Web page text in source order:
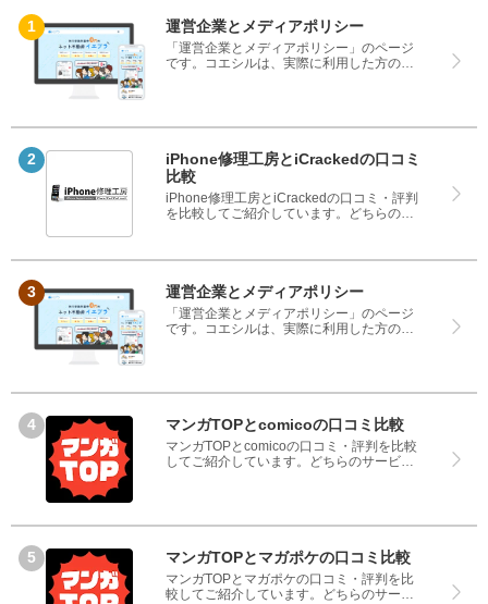
運営企業とメディアポリシー
「運営企業とメディアポリシー」のページ
です。コエシルは、実際に利用した方の口
なく、悪い口コミもしっかり掲載している
さい。
iPhone修理工房とiCrackedの口コミ
比較
iPhone修理工房とiCrackedの口コミ・評判
を比較してご紹介しています。どちらのサ
て、iPhone修理工房とiCrackedのどちらを
運営企業とメディアポリシー
「運営企業とメディアポリシー」のページ
です。コエシルは、実際に利用した方の口
なく、悪い口コミもしっかり掲載している
さい。
マンガTOPとcomicoの口コミ比較
マンガTOPとcomicoの口コミ・評判を比較
してご紹介しています。どちらのサービス
てください。
マンガTOPとマガポケの口コミ比較
マンガTOPとマガポケの口コミ・評判を比
較してご紹介しています。どちらのサービ